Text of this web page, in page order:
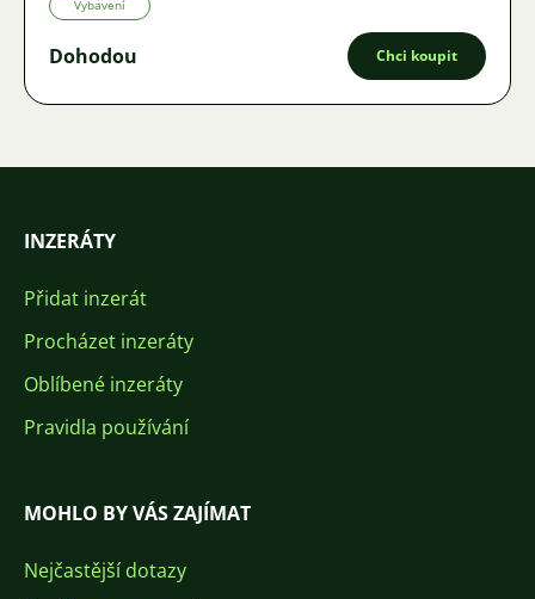
Vybavení
Dohodou Chci koupit
INZERÁTY
Přidat inzerát
Procházet inzeráty
Oblíbené inzeráty
Pravidla používání
MOHLO BY VÁS ZAJÍMAT
Nejčastější dotazy